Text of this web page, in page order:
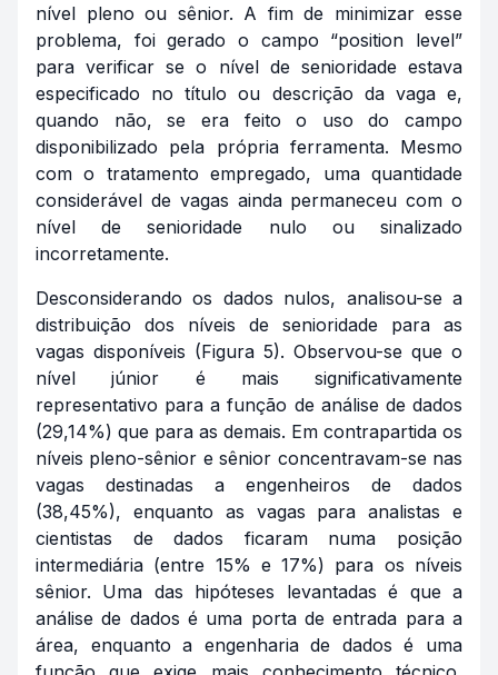
nível pleno ou sênior. A fim de minimizar esse
problema, foi gerado o campo “position level”
para verificar se o nível de senioridade estava
especificado no título ou descrição da vaga e,
quando não, se era feito o uso do campo
disponibilizado pela própria ferramenta. Mesmo
com o tratamento empregado, uma quantidade
considerável de vagas ainda permaneceu com o
nível de senioridade nulo ou sinalizado
incorretamente.
Desconsiderando os dados nulos, analisou-se a
distribuição dos níveis de senioridade para as
vagas disponíveis (Figura 5). Observou-se que o
nível júnior é mais significativamente
representativo para a função de análise de dados
(29,14%) que para as demais. Em contrapartida os
níveis pleno-sênior e sênior concentravam-se nas
vagas destinadas a engenheiros de dados
(38,45%), enquanto as vagas para analistas e
cientistas de dados ficaram numa posição
intermediária (entre 15% e 17%) para os níveis
sênior. Uma das hipóteses levantadas é que a
análise de dados é uma porta de entrada para a
área, enquanto a engenharia de dados é uma